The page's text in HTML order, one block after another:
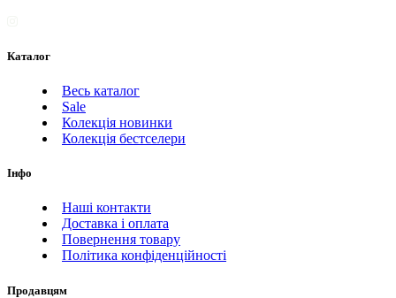
Каталог
Весь каталог
Sale
Колекція новинки
Колекція бестселери
Інфо
Наші контакти
Доставка і оплата
Повернення товару
Політика конфіденційності
Продавцям